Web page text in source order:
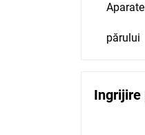
părului
Ingrijire